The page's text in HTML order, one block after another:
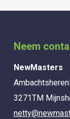
Neem
NewMasters
3271TM